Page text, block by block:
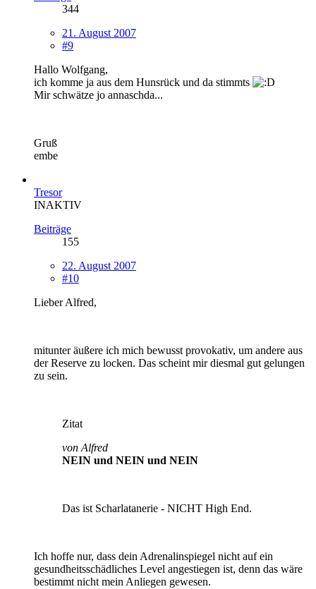
344
21. August 2007
#9
Hallo Wolfgang,
ich komme ja aus dem Hunsrück und da stimmts
Mir schwätze jo annaschda...
Gruß
embe
Tresor
INAKTIV
Beiträge
155
22. August 2007
#10
Lieber Alfred,
mitunter äußere ich mich bewusst provokativ, um andere aus
der Reserve zu locken. Das scheint mir diesmal gut gelungen
zu sein.
Zitat
von Alfred
NEIN und NEIN und NEIN
Das ist Scharlatanerie - NICHT High End.
Ich hoffe nur, dass dein Adrenalinspiegel nicht auf ein
gesundheitsschädliches Level angestiegen ist, denn das wäre
bestimmt nicht mein Anliegen gewesen.